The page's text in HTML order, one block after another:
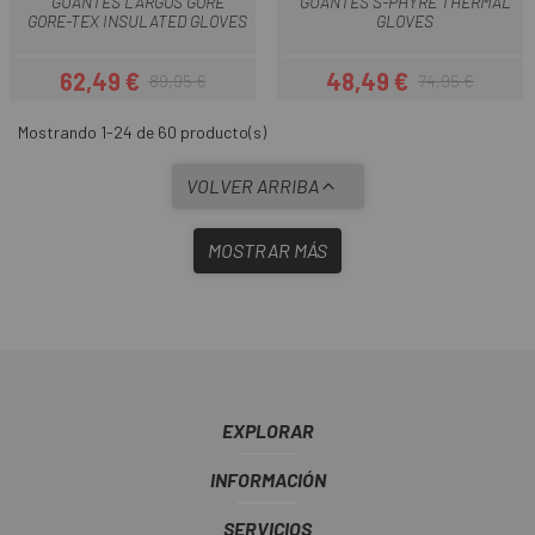
GORE-TEX INSULATED GLOVES
Precio
62,49 €Precio regular
89,95 €
GLOVES
Precio
48,49 €Precio regular
74,95 €
Mostrando 1-24 de 60 producto(s)
VOLVER ARRIBA
MOSTRAR MÁS
EXPLORAR
INFORMACIÓN
SERVICIOS